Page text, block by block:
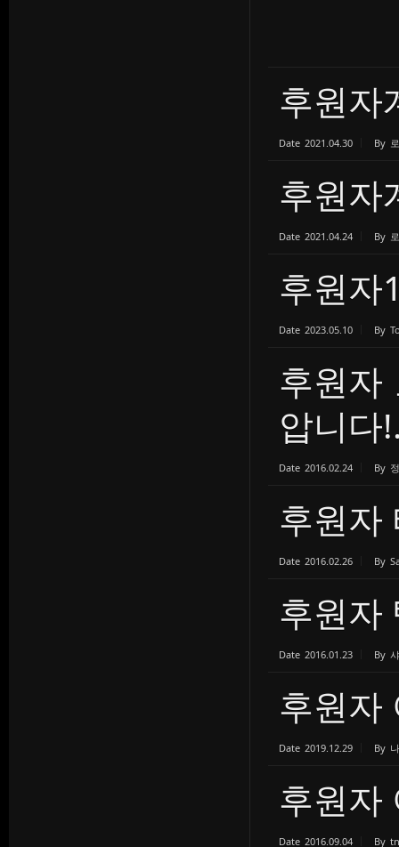
후원자
Date 2021.04.30 By
후원자
Date 2021.04.24 By
후원자
Date 2023.05.10 By
후원자
압니다
Date 2016.02.24 By
후원자
Date 2016.02.26 By
후원자
Date 2016.01.23 By
후원자
Date 2019.12.29 By
후원자
Date 2016.09.04 By